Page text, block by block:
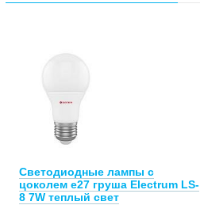
Светодиодные лампы с
цоколем е27 груша Electrum LS-
8 7W теплый свет